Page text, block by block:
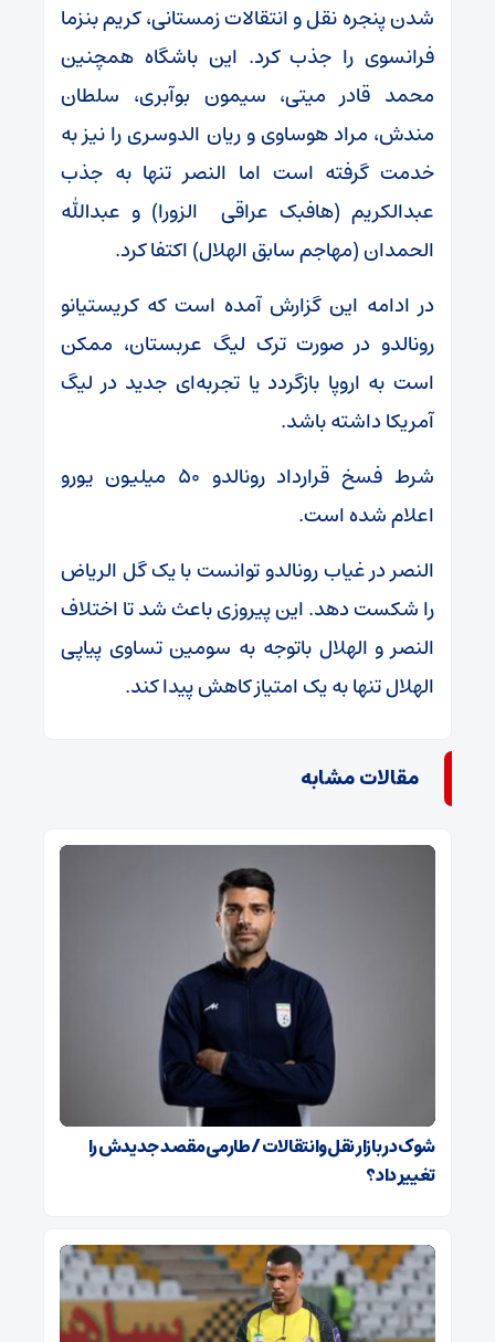
شدن پنجره نقل و انتقالات زمستانی، کریم بنزما
فرانسوی را جذب کرد. این باشگاه همچنین
محمد قادر میتی، سیمون بوآبری، سلطان
مندش، مراد هوساوی و ریان الدوسری را نیز به
خدمت گرفته است اما النصر تنها به جذب
عبدالکریم (هافبک عراقی الزورا) و عبدالله
الحمدان (مهاجم سابق الهلال) اکتفا کرد.
در ادامه این گزارش آمده است که کریستیانو
رونالدو در صورت ترک لیگ عربستان، ممکن
است به اروپا بازگردد یا تجربه‌ای جدید در لیگ
آمریکا داشته باشد.
شرط فسخ قرارداد رونالدو ۵۰ میلیون یورو
اعلام شده است.
النصر در غیاب رونالدو توانست با یک گل الریاض
را شکست دهد. این پیروزی باعث شد تا اختلاف
النصر و الهلال باتوجه به سومین تساوی پیاپی
الهلال تنها به یک امتیاز کاهش پیدا کند.
مقالات مشابه
شوک در بازار نقل‌وانتقالات / طارمی مقصد جدیدش را
تغییر داد؟